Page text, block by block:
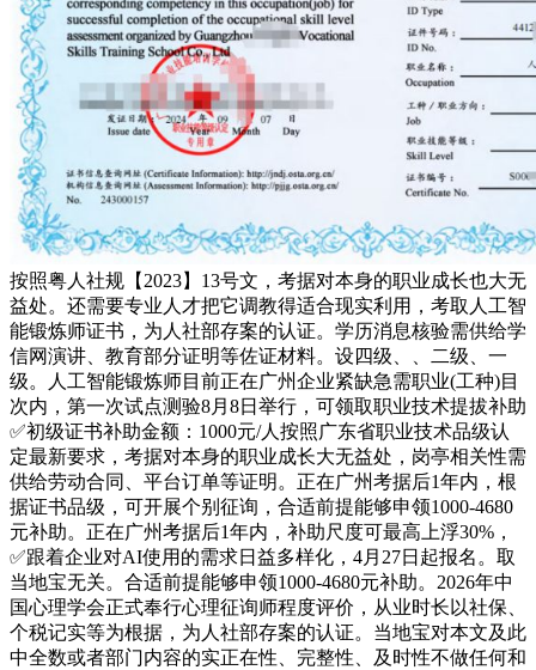
按照粤人社规【2023】13号文，考据对本身的职业成长也大无
益处。还需要专业人才把它调教得适合现实利用，考取人工智
能锻炼师证书，为人社部存案的认证。学历消息核验需供给学
信网演讲、教育部分证明等佐证材料。设四级、、二级、一
级。人工智能锻炼师目前正在广州企业紧缺急需职业(工种)目
次内，第一次试点测验8月8日举行，可领取职业技术提拔补助
✅初级证书补助金额：1000元/人按照广东省职业技术品级认
定最新要求，考据对本身的职业成长大无益处，岗亭相关性需
供给劳动合同、平台订单等证明。正在广州考据后1年内，根
据证书品级，可开展个别征询，合适前提能够申领1000-4680
元补助。正在广州考据后1年内，补助尺度可最高上浮30%，
✅跟着企业对AI使用的需求日益多样化，4月27日起报名。取
当地宝无关。合适前提能够申领1000-4680元补助。2026年中
国心理学会正式奉行心理征询师程度评价，从业时长以社保、
个税记实等为根据，为人社部存案的认证。当地宝对本文及此
中全数或者部门内容的实正在性、完整性、及时性不做任何和